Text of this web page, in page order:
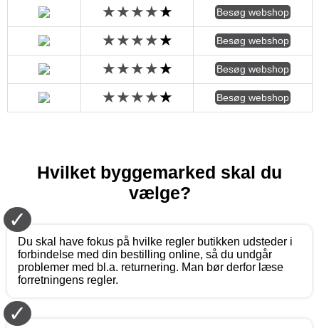
Besøg webshop
Besøg webshop
Besøg webshop
Besøg webshop
Hvilket byggemarked skal du
vælge?
✓
Du skal have fokus på hvilke regler butikken udsteder i
forbindelse med din bestilling online, så du undgår
problemer med bl.a. returnering. Man bør derfor læse
forretningens regler.
✓